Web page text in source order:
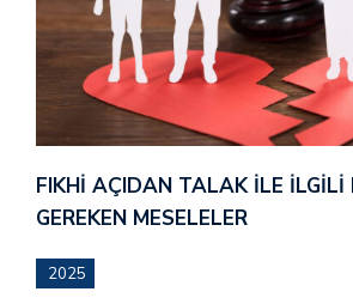
FIKHI AÇIDAN TALAK İLE İLGILI
GEREKEN MESELELER
2025